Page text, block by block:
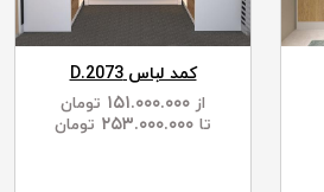
کمد لباس D.2073
از
تومان
تا
تومان